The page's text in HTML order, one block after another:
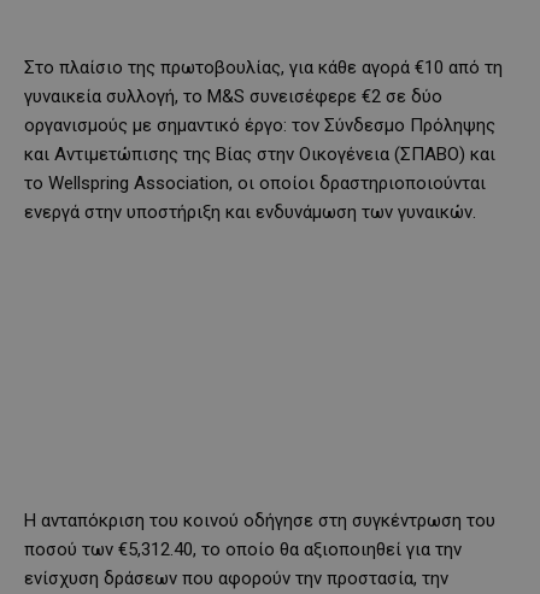
Στο πλαίσιο της πρωτοβουλίας, για κάθε αγορά €10 από τη
γυναικεία συλλογή, το M&S συνεισέφερε €2 σε δύο
οργανισμούς με σημαντικό έργο: τον Σύνδεσμο Πρόληψης
και Αντιμετώπισης της Βίας στην Οικογένεια (ΣΠΑΒΟ) και
το Wellspring Association, οι οποίοι δραστηριοποιούνται
ενεργά στην υποστήριξη και ενδυνάμωση των γυναικών.
Η ανταπόκριση του κοινού οδήγησε στη συγκέντρωση του
ποσού των €5,312.40, το οποίο θα αξιοποιηθεί για την
ενίσχυση δράσεων που αφορούν την προστασία, την